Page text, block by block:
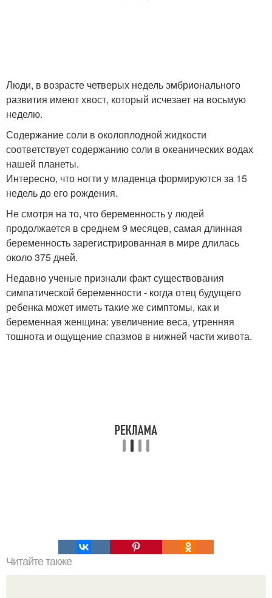
Люди, в возрасте четверых недель эмбрионального
развития имеют хвост, который исчезает на восьмую
неделю.
Содержание соли в околоплодной жидкости
соответствует содержанию соли в океанических водах
нашей планеты.
Интересно, что ногти у младенца формируются за 15
недель до его рождения.
Не смотря на то, что беременность у людей
продолжается в среднем 9 месяцев, самая длинная
беременность зарегистрированная в мире длилась
около 375 дней.
Недавно ученые признали факт существования
симпатической беременности - когда отец будущего
ребенка может иметь такие же симптомы, как и
беременная женщина: увеличение веса, утренняя
тошнота и ощущение спазмов в нижней части живота.
Читайте также